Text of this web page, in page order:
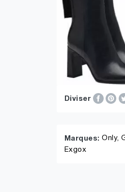
Diviser
Marques:Only,
Exgox